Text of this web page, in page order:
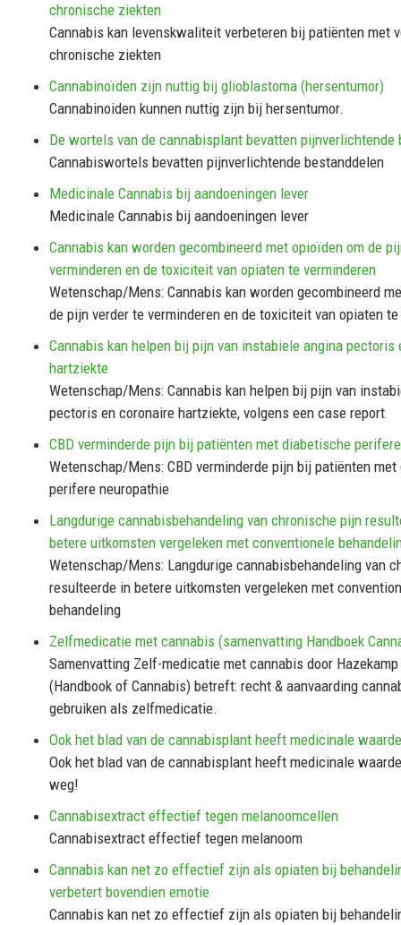
chronische ziekten
Cannabis kan levenskwaliteit verbeteren bij patiënten met
chronische ziekten
Cannabinoïden zijn nuttig bij glioblastoma (hersentumor)
Cannabinoiden kunnen nuttig zijn bij hersentumor.
De wortels van de cannabisplant bevatten pijnverlichtende
Cannabiswortels bevatten pijnverlichtende bestanddelen
Medicinale Cannabis bij aandoeningen lever
Medicinale Cannabis bij aandoeningen lever
Cannabis kan worden gecombineerd met opioïden om de
verminderen en de toxiciteit van opiaten te verminderen
Wetenschap/Mens: Cannabis kan worden gecombineerd
de pijn verder te verminderen en de toxiciteit van opiaten
Cannabis kan helpen bij pijn van instabiele angina pectoris
hartziekte
Wetenschap/Mens: Cannabis kan helpen bij pijn van
pectoris en coronaire hartziekte, volgens een case report
CBD verminderde pijn bij patiënten met diabetische
Wetenschap/Mens: CBD verminderde pijn bij patiënten
perifere neuropathie
Langdurige cannabisbehandeling van chronische pijn
betere uitkomsten vergeleken met conventionele
Wetenschap/Mens: Langdurige cannabisbehandeling van
resulteerde in betere uitkomsten vergeleken met
behandeling
Zelfmedicatie met cannabis (samenvatting Handboek
Samenvatting Zelf-medicatie met cannabis door
(Handbook of Cannabis) betreft: recht & aanvaarding
gebruiken als zelfmedicatie.
Ook het blad van de cannabisplant heeft medicinale waarde
Ook het blad van de cannabisplant heeft medicinale
weg!
Cannabisextract effectief tegen melanoomcellen
Cannabisextract effectief tegen melanoom
Cannabis kan net zo effectief zijn als opiaten bij
verbetert bovendien emotie
Cannabis kan net zo effectief zijn als opiaten bij